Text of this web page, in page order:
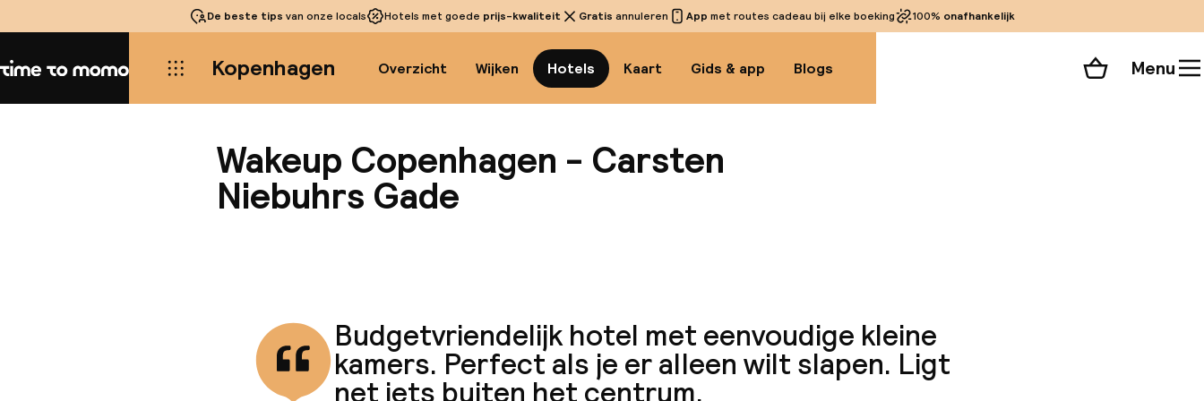
De beste tips van onze locals Hotels met goede prijs-kwaliteit Gratis annuleren App met routes cadeau bij elke boeking 100% onafhankelijk
Home Kopenhagen Overzicht Wijken Hotels Kaart Gids & app Blogs Winkelmand
Menu
Wakeup Copenhagen - Carsten
Niebuhrs Gade
Budgetvriendelijk hotel met eenvoudige kleine
kamers. Perfect als je er alleen wilt slapen. Ligt
net iets buiten het centrum.